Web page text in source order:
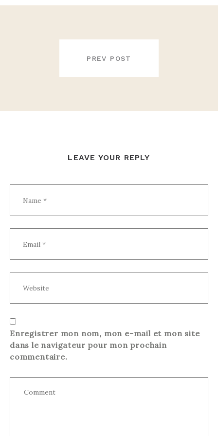
PREV POST
LEAVE YOUR REPLY
Enregistrer mon nom, mon e-mail et mon site
dans le navigateur pour mon prochain
commentaire.